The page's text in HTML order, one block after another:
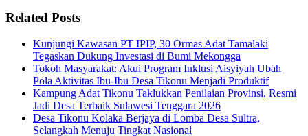
Related Posts
Kunjungi Kawasan PT IPIP, 30 Ormas Adat Tamalaki
Tegaskan Dukung Investasi di Bumi Mekongga
Tokoh Masyarakat: Akui Program Inklusi Aisyiyah Ubah
Pola Aktivitas Ibu-Ibu Desa Tikonu Menjadi Produktif
Kampung Adat Tikonu Taklukkan Penilaian Provinsi, Resmi
Jadi Desa Terbaik Sulawesi Tenggara 2026
Desa Tikonu Kolaka Berjaya di Lomba Desa Sultra,
Selangkah Menuju Tingkat Nasional